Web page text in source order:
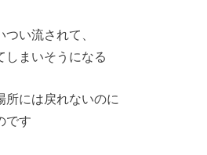
い流されて、
しまいそうになる
所には戻れないのに
です